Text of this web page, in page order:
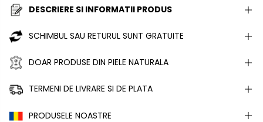
DESCRIERE SI INFORMATII PRODUS
SCHIMBUL SAU RETURUL SUNT GRATUITE
DOAR PRODUSE DIN PIELE NATURALA
TERMENI DE LIVRARE SI DE PLATA
PRODUSELE NOASTRE